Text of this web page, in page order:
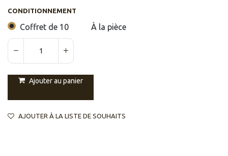
CONDITIONNEMENT
Coffret de 10 À la pièce
Ajouter au panier
AJOUTER À LA LISTE DE SOUHAITS